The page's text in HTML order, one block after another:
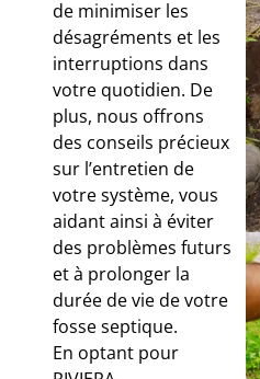
de minimiser les
désagréments et les
interruptions dans
votre quotidien. De
plus, nous offrons
des conseils précieux
sur l’entretien de
votre système, vous
aidant ainsi à éviter
des problèmes futurs
et à prolonger la
durée de vie de votre
fosse septique.
En optant pour